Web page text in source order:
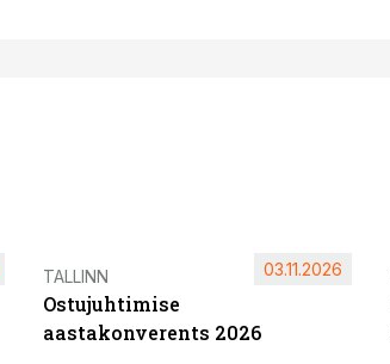
TALLINN
Ostujuhtimise
aastakonverents 2026
03.11.2026